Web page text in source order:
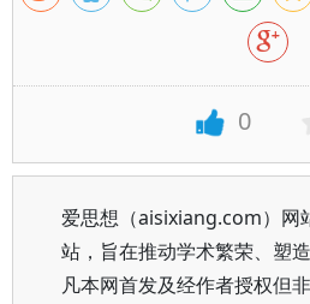
0
爱思想（aisixiang.com）网
站，旨在推动学术繁荣、塑造
凡本网首发及经作者授权但